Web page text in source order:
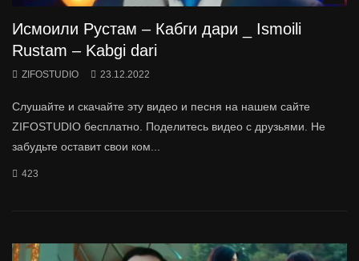
Исмоили Рустам – Кабги дари _ Ismoili
Rustam – Kabgi dari
ZIFOSTUDIO 23.12.2022
Слушайте и скачайте эту видео и песня на нашем сайте
ZIFOSTUDIO бесплатно. Поделитесь видео с друзьями. Не
забудьте оставит свои ком...
423